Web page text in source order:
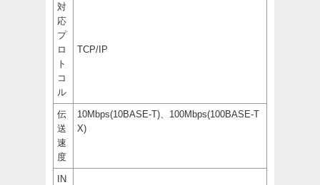
対
応
プ
ロ
ト
コ
ル
TCP/IP
伝
送
速
度
10Mbps(10BASE-T)、100Mbps(100BASE-T
X)
IN